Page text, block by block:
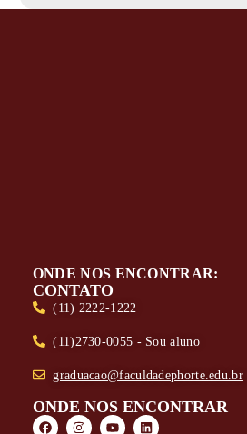
ONDE NOS ENCONTRAR:
CONTATO
(11) 2222-1222
(11)2730-0055 - Sou aluno
graduacao@faculdadephorte.edu.br
ONDE NOS ENCONTRAR